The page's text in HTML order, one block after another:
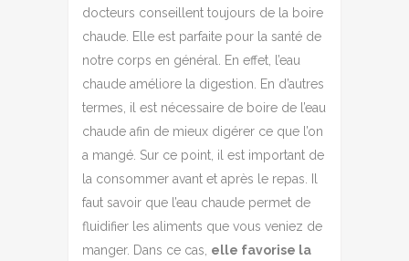
docteurs conseillent toujours de la boire
chaude. Elle est parfaite pour la santé de
notre corps en général. En effet, l’eau
chaude améliore la digestion. En d’autres
termes, il est nécessaire de boire de l’eau
chaude afin de mieux digérer ce que l’on
a mangé. Sur ce point, il est important de
la consommer avant et après le repas. Il
faut savoir que l’eau chaude permet de
fluidifier les aliments que vous veniez de
manger. Dans ce cas, elle favorise la